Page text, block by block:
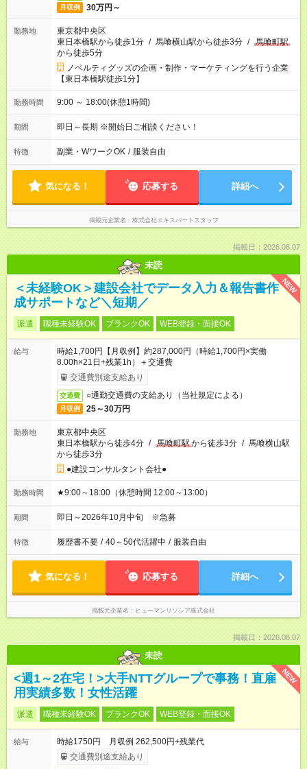
月収例 30万円～
勤務地
東京都中央区
東日本橋駅から徒歩1分 / 馬喰横山駅から徒歩3分 / 馬喰町駅
から徒歩5分
ノベルティグッズの企画・制作・マーケティングを行う企業
【東日本橋駅徒歩1分】
勤務時間 9:00 ～ 18:00(休憩1時間)
期間 即日～長期 ※開始日ご相談ください！
特徴 副業・WワークOK / 服装自由
気になる！ 応募する 詳細へ
掲載元企業名 株式会社エキスパートスタッフ
掲載日：2026.08.07
未読
NEW
＜未経験OK＞建設会社でデータ入力＆報告書作
成サポートなど＼短期／
派遣 職種未経験OK ブランクOK WEB登録・面接OK
給与
時給1,700円【月収例】約287,000円（時給1,700円×実働
8.00h×21日+残業1h）＋交通費
交通費別途支給あり
交通費 ○通勤交通費の支給あり（当社規定による）
月収例 25～30万円
勤務地
東京都中央区
東日本橋駅から徒歩4分 / 馬喰町駅から徒歩3分 / 馬喰横山駅
から徒歩3分
●建設コンサルタント会社●
勤務時間 ★9:00～18:00（休憩時間 12:00～13:00）
期間 即日～2026年10月中旬 ※急募
特徴 履歴書不要 / 40～50代活躍中 / 服装自由
気になる！ 応募する 詳細へ
掲載元企業名 ヒューマンリソシア株式会社
掲載日：2026.08.07
未読
NEW
<週1～2在宅！>大手NTTグループで事務！直雇
用実績多数！女性活躍
派遣 職種未経験OK ブランクOK WEB登録・面接OK
給与
時給1750円 月収例 262,500円+残業代
交通費別途支給あり